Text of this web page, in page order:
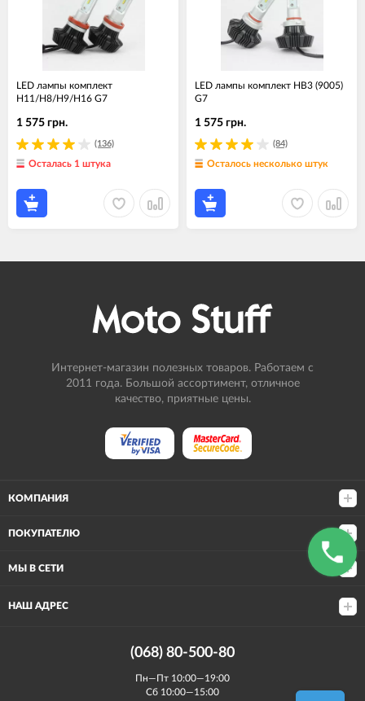
LED лампы комплект
H11/H8/H9/H16 G7
(136)
1 575 грн.
Осталась 1 штука
LED лампы комплект HB3 (9005)
G7
(84)
1 575 грн.
Осталось несколько штук
Интернет-магазин полезных товаров. Работаем с
2011 года. Большой ассортимент, отличное
качество, приятные цены.
КОМПАНИЯ
ПОКУПАТЕЛЮ
МЫ В СЕТИ
НАШ АДРЕС
(068) 80-500-80
Пн—Пт 10:00—19:00
Сб 10:00—15:00